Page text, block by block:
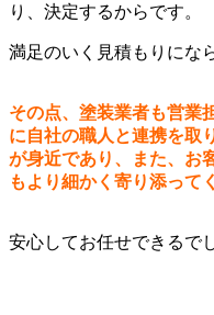
り、決定するからです。
満足のいく見積もりにな
その点、塗装業者も営業
に自社の職人と連携を取
が身近であり、また、お
もより細かく寄り添って
安心してお任せできるで